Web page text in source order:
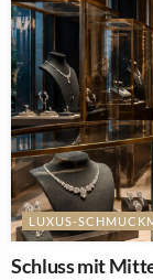
LUXUS-
Schluss mit